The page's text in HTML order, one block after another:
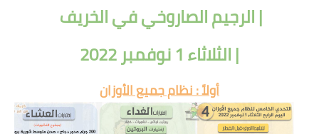
| الرجيم الصاروخي في الخريف
| الثلاثاء 1 نوفمبر 2022
أولاً : نظام جميع الأوزان